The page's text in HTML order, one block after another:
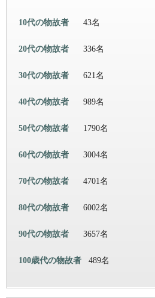
10代の物故者 43名
20代の物故者 336名
30代の物故者 621名
40代の物故者 989名
50代の物故者 1790名
60代の物故者 3004名
70代の物故者 4701名
80代の物故者 6002名
90代の物故者 3657名
100歳代の物故者 489名